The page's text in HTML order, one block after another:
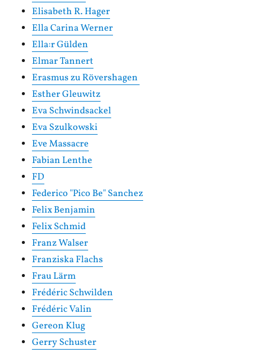
Elisabeth R. Hager
Ella Carina Werner
Ella:r Gülden
Elmar Tannert
Erasmus zu Rövershagen
Esther Gleuwitz
Eva Schwindsackel
Eva Szulkowski
Eve Massacre
Fabian Lenthe
FD
Federico "Pico Be" Sanchez
Felix Benjamin
Felix Schmid
Franz Walser
Franziska Flachs
Frau Lärm
Frédéric Schwilden
Frédéric Valin
Gereon Klug
Gerry Schuster